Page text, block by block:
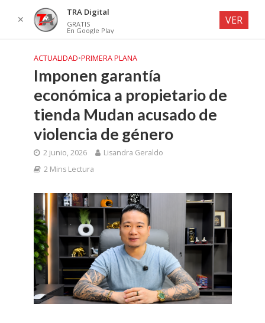
ACTUALIDAD•PRIMERA PLANA
Imponen garantía
económica a propietario de
tienda Mudan acusado de
violencia de género
2 junio, 2026
Lisandra Geraldo
2 Mins Lectura
✕
TRA Digital
GRATIS
En Google Play
VER